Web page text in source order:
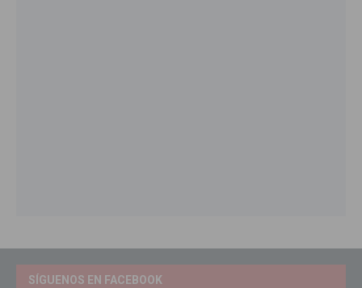
SÍGUENOS EN FACEBOOK